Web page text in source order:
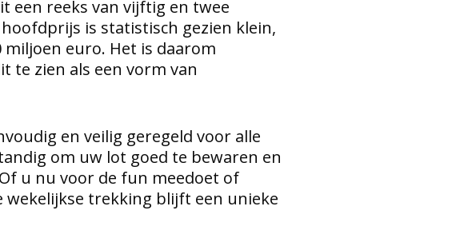
een reeks van vijftig en twee
is statistisch gezien klein,
euro. Het is daarom
te zien als een vorm van
en veilig geregeld voor alle
om uw lot goed te bewaren en
u nu voor de fun meedoet of
wekelijkse trekking blijft een unieke